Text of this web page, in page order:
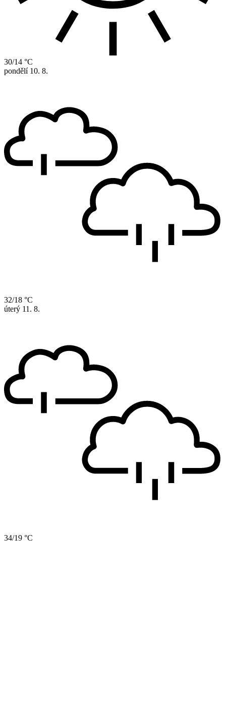
30/14 °C
pondělí 10. 8.
32/18 °C
úterý 11. 8.
34/19 °C